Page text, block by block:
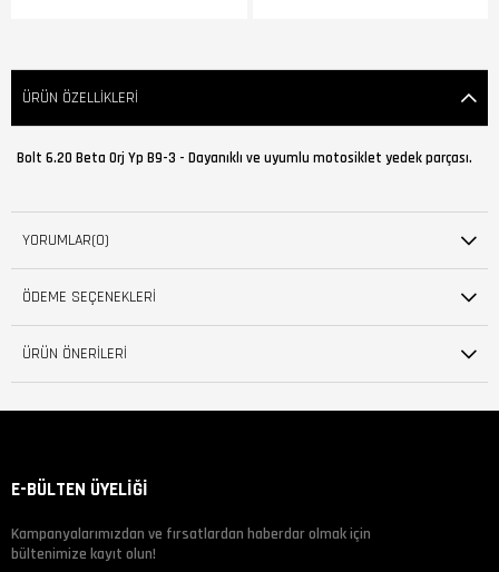
ÜRÜN ÖZELLIKLERI
Bolt 6.20 Beta Orj Yp B9-3 - Dayanıklı ve uyumlu motosiklet yedek parçası.
YORUMLAR(0)
ÖDEME SEÇENEKLERI
ÜRÜN ÖNERILERI
E-BÜLTEN ÜYELİĞİ
Kampanyalarımızdan ve fırsatlardan haberdar olmak için
bültenimize kayıt olun!